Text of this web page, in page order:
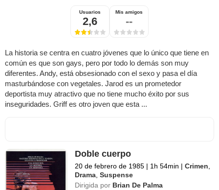
Usuarios
2,6
Mis amigos
--
La historia se centra en cuatro jóvenes que lo único que tiene en
común es que son gays, pero por todo lo demás son muy
diferentes. Andy, está obsesionado con el sexo y pasa el día
masturbándose con vegetales. Jarod es un prometedor
deportista muy atractivo que no tiene mucho éxito por sus
inseguridades. Griff es otro joven que esta ...
Doble cuerpo
20 de febrero de 1985 | 1h 54min | Crimen
Drama ,Suspense
Dirigida por Brian De Palma